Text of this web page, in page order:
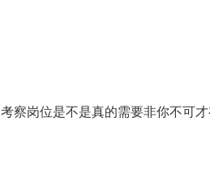
察岗位是不是真的需要非你不可